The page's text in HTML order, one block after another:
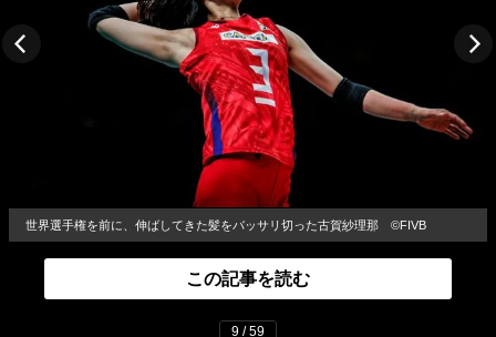
世界選手権を前に、伸ばしてきた髪をバッサリ切った古賀紗理那 ©FIVB
この記事を読む
9 / 59